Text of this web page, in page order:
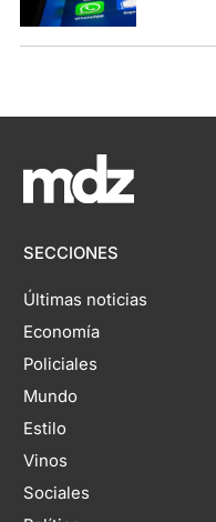
SECCIONES
Últimas noticias
Economía
Policiales
Mundo
Estilo
Vinos
Sociales